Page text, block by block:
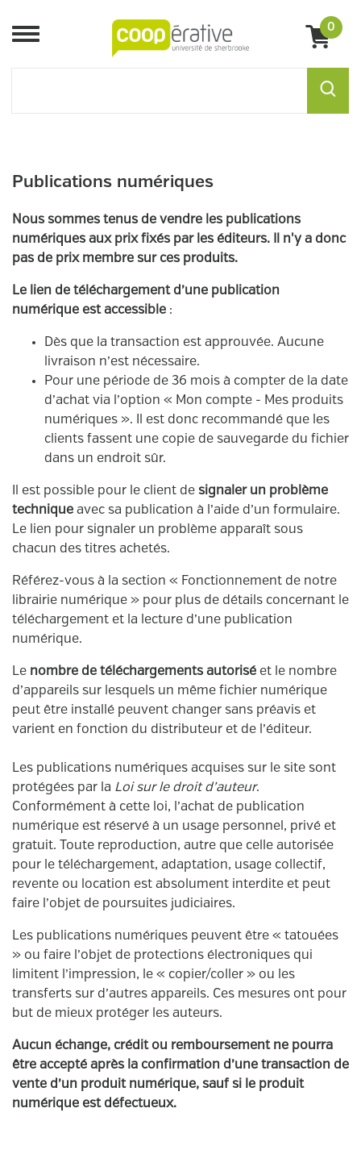
Menu
0
Publications numériques
Nous sommes tenus de vendre les publications
numériques aux prix fixés par les éditeurs. Il n'y a donc
pas de prix membre sur ces produits.
Le lien de téléchargement d’une publication
numérique est accessible :
Dès que la transaction est approuvée. Aucune
livraison n’est nécessaire.
Pour une période de 36 mois à compter de la date
d’achat via l’option « Mon compte - Mes produits
numériques ». Il est donc recommandé que les
clients fassent une copie de sauvegarde du fichier
dans un endroit sûr.
Il est possible pour le client de signaler un problème
technique avec sa publication à l’aide d’un formulaire.
Le lien pour signaler un problème apparaît sous
chacun des titres achetés.
Référez-vous à la section « Fonctionnement de notre
librairie numérique » pour plus de détails concernant le
téléchargement et la lecture d’une publication
numérique.
Le nombre de téléchargements autorisé et le nombre
d’appareils sur lesquels un même fichier numérique
peut être installé peuvent changer sans préavis et
varient en fonction du distributeur et de l’éditeur.
Les publications numériques acquises sur le site sont
protégées par la Loi sur le droit d’auteur.
Conformément à cette loi, l’achat de publication
numérique est réservé à un usage personnel, privé et
gratuit. Toute reproduction, autre que celle autorisée
pour le téléchargement, adaptation, usage collectif,
revente ou location est absolument interdite et peut
faire l’objet de poursuites judiciaires.
Les publications numériques peuvent être « tatouées
» ou faire l’objet de protections électroniques qui
limitent l’impression, le « copier/coller » ou les
transferts sur d’autres appareils. Ces mesures ont pour
but de mieux protéger les auteurs.
Aucun échange, crédit ou remboursement ne pourra
être accepté après la confirmation d’une transaction de
vente d’un produit numérique, sauf si le produit
numérique est défectueux.